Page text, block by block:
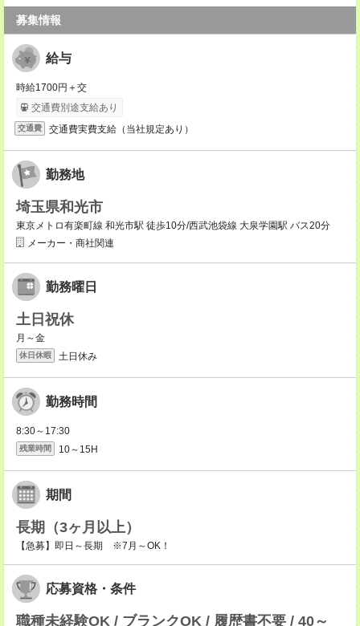
募集情報
給与
時給1700円＋交
交通費別途支給あり
交通費 交通費実費支給（当社規定あり）
勤務地
埼玉県和光市
東京メトロ有楽町線 和光市駅 徒歩10分/西武池袋線 大泉学園駅 バス20分
メーカー・商社関連
勤務曜日
土日祝休
月～金
休日休暇 土日休み
勤務時間
8:30～17:30
残業時間 10～15H
期間
長期（3ヶ月以上）
【急募】即日～長期 ※7月～OK！
応募資格・条件
職種未経験OK / ブランクOK / 履歴書不要 / 40～